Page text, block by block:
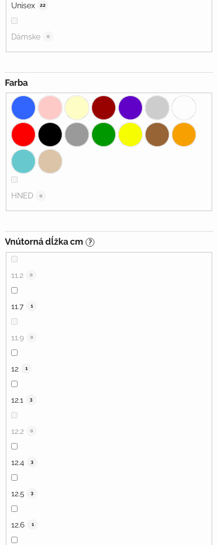
Unisex 22
Dámske 0
Farba
HNED 0
Vnútorná dĺžka cm ?
11.2 0
11.7 1
11.9 0
12 1
12.1 3
12.2 0
12.4 3
12.5 3
12.6 1